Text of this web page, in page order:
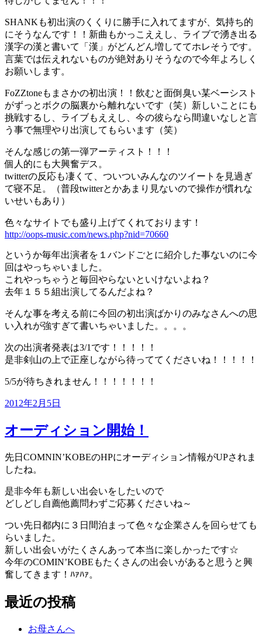
SHANKも初出演のくくりに勝手に入れてますが、気持ち的
にそうなんです！！新曲もかっこええし、ライブで湧き出る
漢字の漢と書いて「漢」がどんどん増しててホレそうです。
言葉では伝えれないものが絶対ありそうなので今年よろしく
お願いします。
FoZZtoneもまさかの初出演！！飲むと面倒臭い某ベーシスト
がずっとボクの脳裏から離れないです（笑）新しいことにも
挑戦するし、ライブもええし、今の彼らなら間違いなしと言
う事で無理やり出演してもらいます（笑）
そんな感じの第一弾アーティスト！！！
個人的にも大興奮デス。
twitterの反応も凄くて、ついついみんなのツイートを見過ぎ
て寝不足。（普段twitterとかあまり見ないので操作が慣れな
いせいもあり）
色々なサイトでも盛り上げてくれております！
http://oops-music.com/news.php?nid=70660
というか毎年出演者を１バンドごとに紹介した事ないのに今
回はやっちゃいました。
これやっちゃうと毎回やらないといけないよね？
去年１５５組出演してるんだよね？
そんな事を考える前に今回の初出演ばかりのみなさんへの思
い入れが強すぎて書いちゃいました。。。。
次の出演者発表は3/1です！！！！！
是非剣山の上で正座しながら待っててくださいね！！！！！
5/5が待ちきれません！！！！！！！
投
日:
2012年2月5日
オーディション開始！
先日COMNIN’KOBEのHPにオーディション情報がUPされま
したね。
是非今年も新しい出会いをしたいので
どしどし自薦他薦問わずご応募くださいね～
つい先日都内に３日間泊まって色々な企業さんを回らせても
らいました。
新しい出会いがたくさんあって本当に楽しかったです☆
今年のCOMIN’KOBEもたくさんの出会いがあると思うと興
奮してきます！ﾊｧﾊｧ。
最近の投稿
お母さんへ